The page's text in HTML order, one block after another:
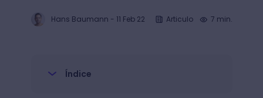
Hans Baumann - 11 Feb 22 Articulo 7 min.
Índice